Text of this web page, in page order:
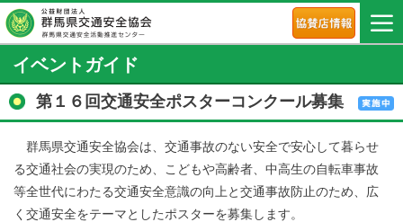
イベントガイド
第１６回交通安全ポスターコンクール募集
群馬県交通安全協会は、交通事故のない安全で安心して暮らせ
る交通社会の実現のため、こどもや高齢者、中高生の自転車事故
等全世代にわたる交通安全意識の向上と交通事故防止のため、広
く交通安全をテーマとしたポスターを募集します。